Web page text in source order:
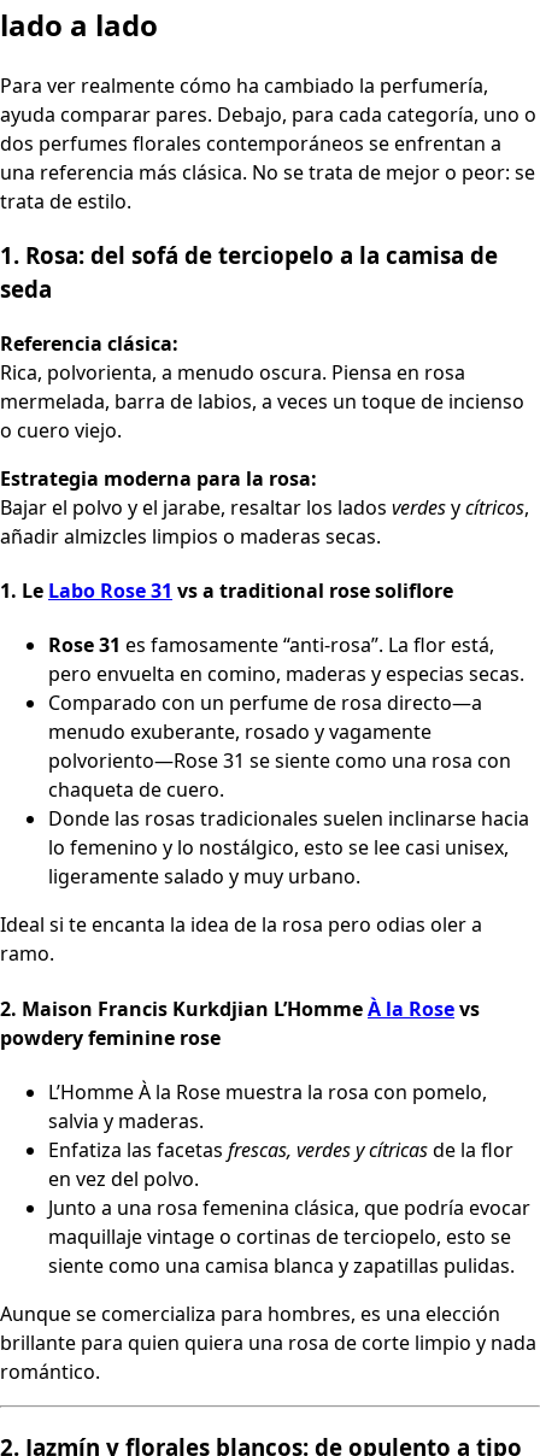
lado a lado
Para ver realmente cómo ha cambiado la perfumería,
ayuda comparar pares. Debajo, para cada categoría, uno o
dos perfumes florales contemporáneos se enfrentan a
una referencia más clásica. No se trata de mejor o peor: se
trata de estilo.
1. Rosa: del sofá de terciopelo a la camisa de
seda
Referencia clásica:
Rica, polvorienta, a menudo oscura. Piensa en rosa
mermelada, barra de labios, a veces un toque de incienso
o cuero viejo.
Estrategia moderna para la rosa:
Bajar el polvo y el jarabe, resaltar los lados verdesycítricos,
añadir almizcles limpios o maderas secas.
1. Le Labo Rose 31 vs a traditional rose soliflore
Rose 31 es famosamente “anti-rosa”. La flor está,
pero envuelta en comino, maderas y especias secas.
Comparado con un perfume de rosa directo—a
menudo exuberante, rosado y vagamente
polvoriento—Rose 31 se siente como una rosa con
chaqueta de cuero.
Donde las rosas tradicionales suelen inclinarse hacia
lo femenino y lo nostálgico, esto se lee casi unisex,
ligeramente salado y muy urbano.
Ideal si te encanta la idea de la rosa pero odias oler a
ramo.
2. Maison Francis Kurkdjian L’HommeÀ la Rosevs
powdery feminine rose
L’Homme À la Rose muestra la rosa con pomelo,
salvia y maderas.
Enfatiza las facetas frescas, verdes y cítricasde la flor
en vez del polvo.
Junto a una rosa femenina clásica, que podría evocar
maquillaje vintage o cortinas de terciopelo, esto se
siente como una camisa blanca y zapatillas pulidas.
Aunque se comercializa para hombres, es una elección
brillante para quien quiera una rosa de corte limpio y nada
romántico.
2. Jazmín y florales blancos: de opulento a tipo